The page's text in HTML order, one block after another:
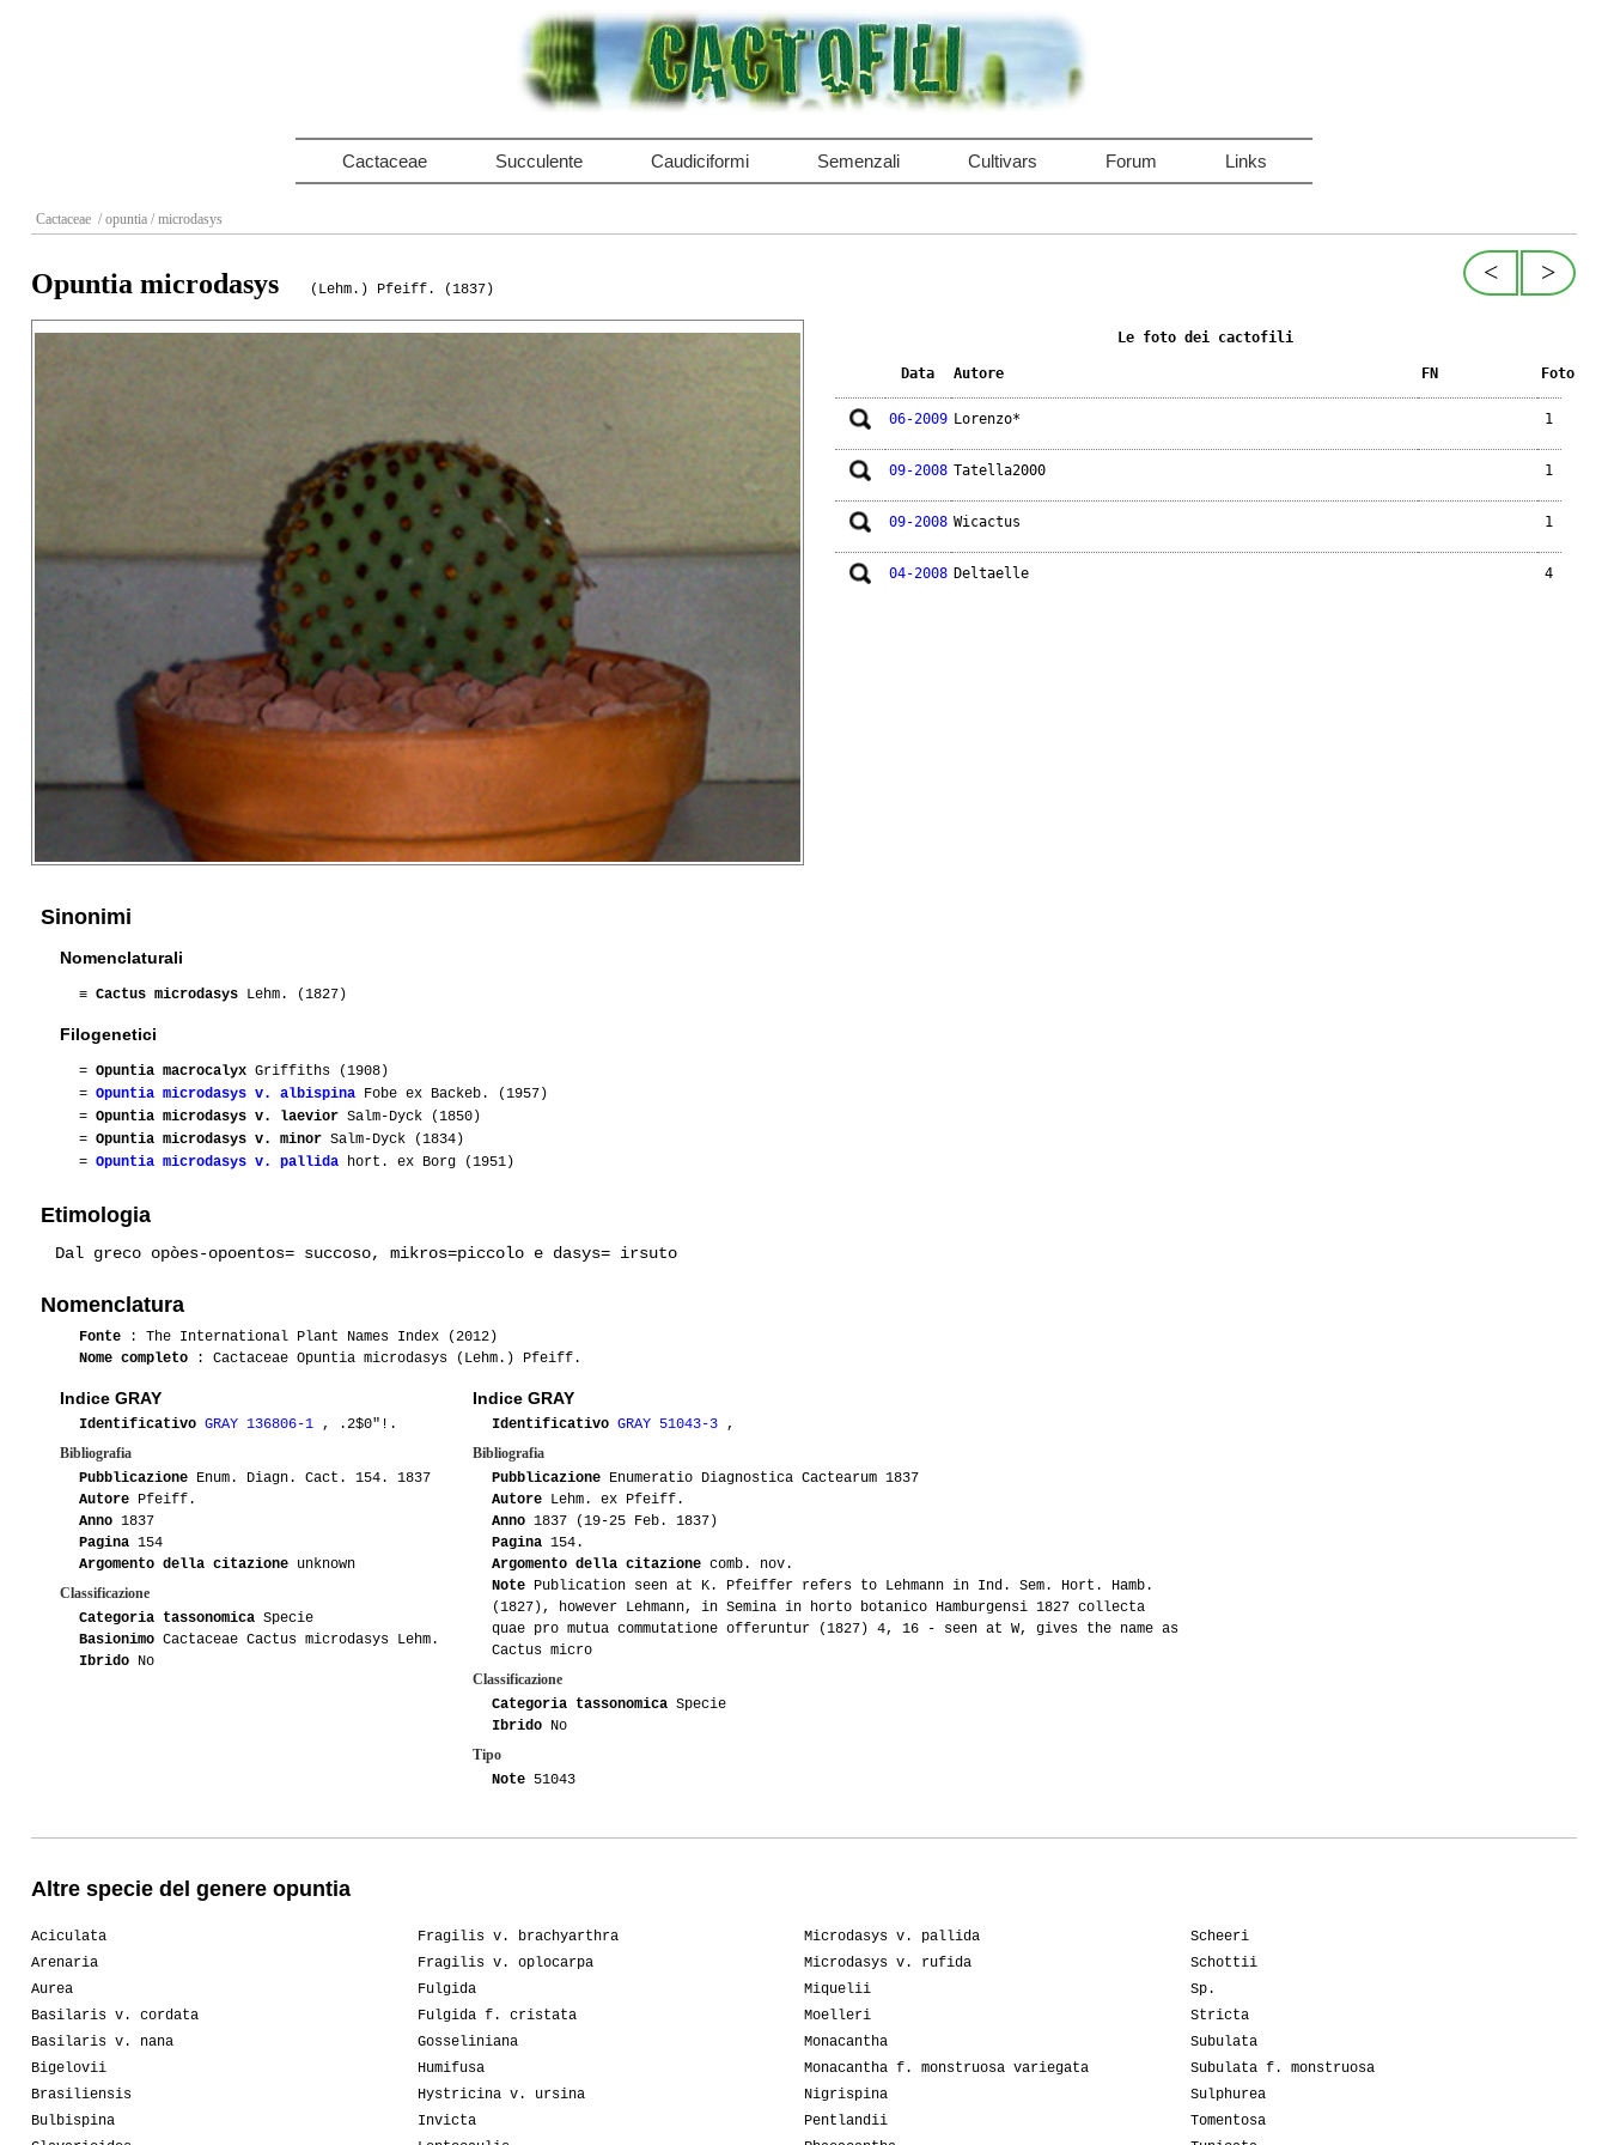
Cactaceae Succulente Caudiciformi Semenzali Cultivars Forum Links
Cactaceae / opuntia / microdasys
>
<
Opuntia microdasys (Lehm.) Pfeiff. (1837)
Le foto dei cactofili
Data Autore FN Foto
06-2009 Lorenzo* 1
09-2008 Tatella2000 1
09-2008 Wicactus 1
04-2008 Deltaelle 4
Sinonimi
Nomenclaturali
≡ Cactus microdasys Lehm. (1827)
Filogenetici
= Opuntia macrocalyx Griffiths (1908)
= Opuntia microdasys v. albispina Fobe ex Backeb. (1957)
= Opuntia microdasys v. laevior Salm-Dyck (1850)
= Opuntia microdasys v. minor Salm-Dyck (1834)
= Opuntia microdasys v. pallida hort. ex Borg (1951)
Etimologia
Dal greco opòes-opoentos= succoso, mikros=piccolo e dasys= irsuto
Nomenclatura
Fonte : The International Plant Names Index (2012)
Nome completo : Cactaceae Opuntia microdasys (Lehm.) Pfeiff.
Indice GRAY
Identificativo GRAY 136806-1 , .2$0"!.
Bibliografia
Pubblicazione Enum. Diagn. Cact. 154. 1837
Autore Pfeiff.
Anno 1837
Pagina 154
Argomento della citazione unknown
Classificazione
Categoria tassonomica Specie
Basionimo Cactaceae Cactus microdasys Lehm.
Ibrido No
Indice GRAY
Identificativo GRAY 51043-3 ,
Bibliografia
Pubblicazione Enumeratio Diagnostica Cactearum 1837
Autore Lehm. ex Pfeiff.
Anno 1837 (19-25 Feb. 1837)
Pagina 154.
Argomento della citazione comb. nov.
Note Publication seen at K. Pfeiffer refers to Lehmann in Ind. Sem. Hort. Hamb.
(1827), however Lehmann, in Semina in horto botanico Hamburgensi 1827 collecta
quae pro mutua commutatione offeruntur (1827) 4, 16 - seen at W, gives the name as
Cactus micro
Classificazione
Categoria tassonomica Specie
Ibrido No
Tipo
Note 51043
Altre specie del genere opuntia
Aciculata
Arenaria
Aurea
Basilaris v. cordata
Basilaris v. nana
Bigelovii
Brasiliensis
Bulbispina
Fragilis v. brachyarthra
Fragilis v. oplocarpa
Fulgida
Fulgida f. cristata
Gosseliniana
Humifusa
Hystricina v. ursina
Invicta
Microdasys v. pallida
Microdasys v. rufida
Miquelii
Moelleri
Monacantha
Monacantha f. monstruosa variegata
Nigrispina
Pentlandii
Scheeri
Schottii
Sp.
Stricta
Subulata
Subulata f. monstruosa
Sulphurea
Tomentosa